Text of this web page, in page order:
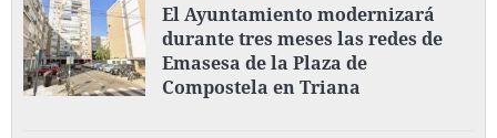
El Ayuntamiento modernizará
durante tres meses las redes de
Emasesa de la Plaza de
Compostela en Triana